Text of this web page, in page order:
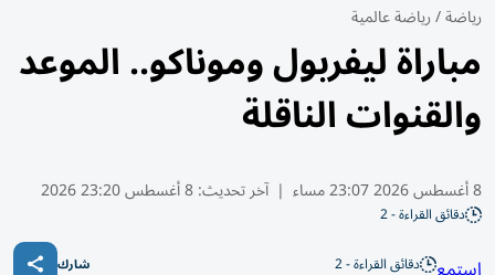
رياضة/رياضة عالمية
مباراة ليفربول وموناكو.. الموعد
والقنوات الناقلة
8 أغسطس 2026 23:07 مساء | آخر تحديث:8 أغسطس 23:20 2026
دقائق القراءة - 2
دقائق القراءة - 2 شارك